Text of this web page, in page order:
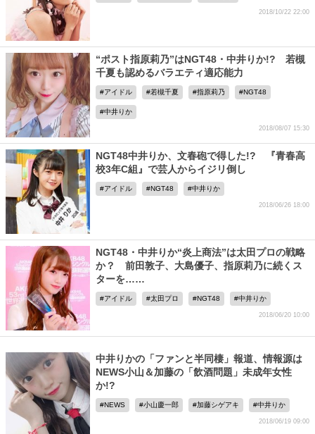
2018/10/22 22:00
“ポスト指原莉乃”はNGT48・中井りか!? 若槻
千夏も認めるバラエティ適応能力
アイドル 若槻千夏 指原莉乃 NGT48
中井りか
2018/08/07 15:30
NGT48中井りか、文春砲で得した!? 『青春高
校3年C組』で芸人からイジリ倒し
アイドル NGT48 中井りか
2018/06/26 18:00
NGT48・中井りか“炎上商法”は太田プロの戦略
か？ 前田敦子、大島優子、指原莉乃に続くス
ターを……
アイドル 太田プロ NGT48 中井りか
2018/06/20 10:00
中井りかの「ファンと半同棲」報道、情報源は
NEWS小山＆加藤の「飲酒問題」未成年女性
か!?
NEWS 小山慶一郎 加藤シゲアキ 中井りか
2018/06/19 09:00